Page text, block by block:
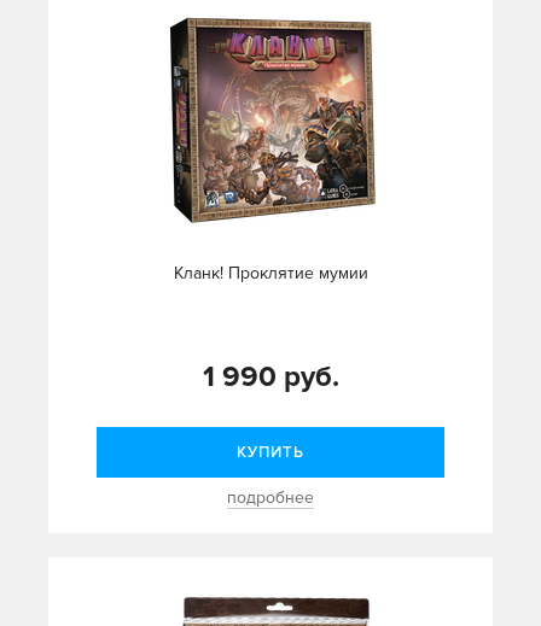
Кланк! Проклятие мумии
1 990 руб.
КУПИТЬ
подробнее